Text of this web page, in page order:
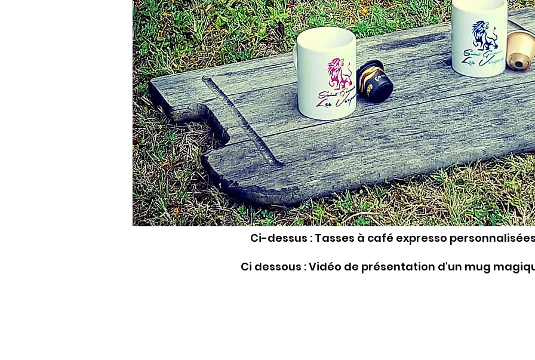
Ci-dessus : Tasses à café expresso
Ci dessous : Vidéo de présentation d'un mug